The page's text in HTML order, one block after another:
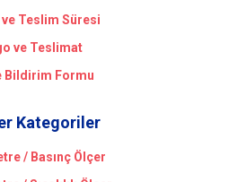
ve Teslim Süresi
ve Teslimat
Bildirim Formu
Kategoriler
/ Basınç Ölçer